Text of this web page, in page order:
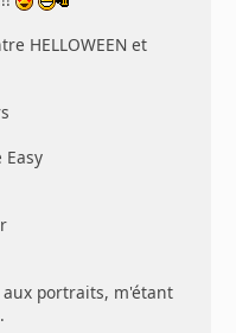
HELLOWEEN et
Easy
portraits, m'étant